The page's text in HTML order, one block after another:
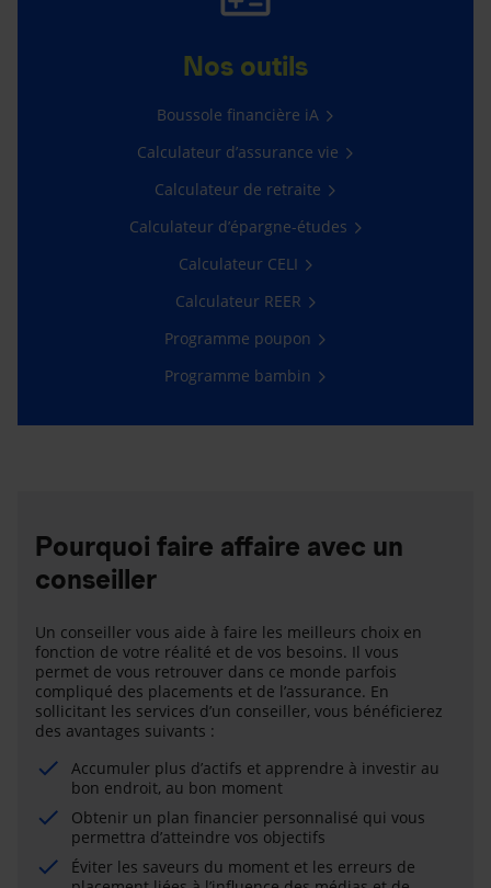
Nos outils
Boussole financière iA
Calculateur d’assurance vie
Calculateur de retraite
Calculateur d’épargne-études
Calculateur CELI
Calculateur REER
Programme poupon
Programme bambin
Pourquoi faire affaire avec un
conseiller
Un conseiller vous aide à faire les meilleurs choix en
fonction de votre réalité et de vos besoins. Il vous
permet de vous retrouver dans ce monde parfois
compliqué des placements et de l’assurance. En
sollicitant les services d’un conseiller, vous bénéficierez
des avantages suivants :
Accumuler plus d’actifs et apprendre à investir au
bon endroit, au bon moment
Obtenir un plan financier personnalisé qui vous
permettra d’atteindre vos objectifs
Éviter les saveurs du moment et les erreurs de